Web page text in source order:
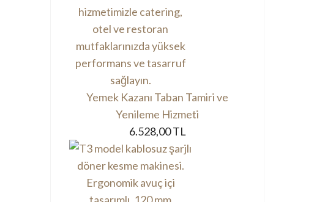
Yemek Kazanı Taban Tamiri ve
Yenileme Hizmeti
6.528,00 TL